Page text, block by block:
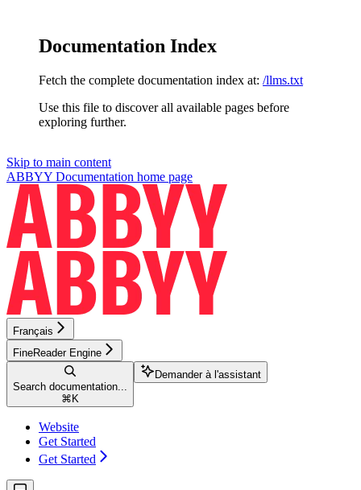
Documentation Index
Fetch the complete documentation index at: /llms.txt
Use this file to discover all available pages before
exploring further.
Skip to main content
ABBYY Documentation home page
Français
FineReader Engine
Search documentation...
⌘ K
Demander à l'assistant
Website
Get Started
Get Started